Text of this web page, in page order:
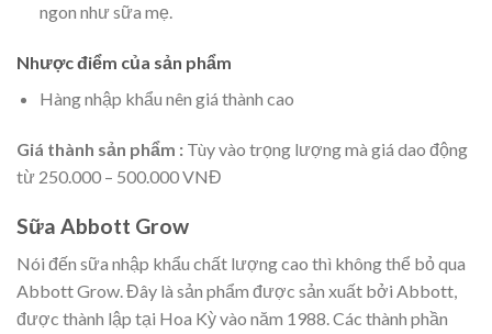
ngon như sữa mẹ.
Nhược điểm của sản phẩm
Hàng nhập khẩu nên giá thành cao
Giá thành sản phẩm : Tùy vào trọng lượng mà giá dao động
từ 250.000 – 500.000 VNĐ
Sữa Abbott Grow
Nói đến sữa nhập khẩu chất lượng cao thì không thể bỏ qua
Abbott Grow. Đây là sản phẩm được sản xuất bởi Abbott,
được thành lập tại Hoa Kỳ vào năm 1988. Các thành phần